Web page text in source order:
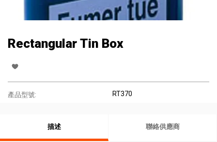
Rectangular Tin Box
產品型號: RT370
描述 聯絡供應商